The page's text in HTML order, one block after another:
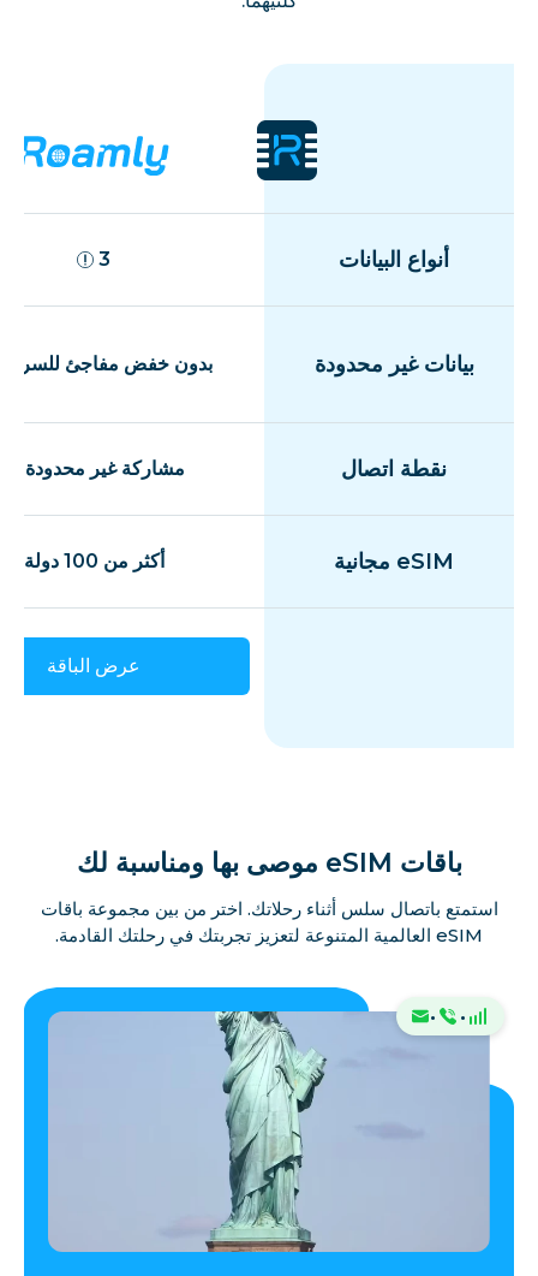
أنواع البيانات 3
بيانات غير محدودة بدون خفض مفاجئ
نقطة اتصال مشاركة غير محدودة
eSIM مجانية أكثر من 100 دولة
عرض الباقة
باقات eSIM موصى بها ومناسبة لك
استمتع باتصال سلس أثناء رحلاتك. اختر من بين مجموعة باقات
eSIM العالمية المتنوعة لتعزيز تجربتك في رحلتك القادمة.
·
·